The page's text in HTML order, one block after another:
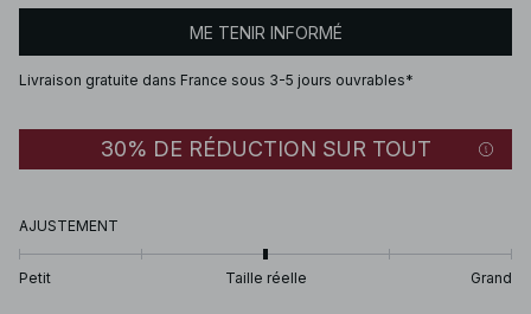
ME TENIR INFORMÉ
Livraison gratuite dans France sous 3-5 jours ouvrables*
30% DE RÉDUCTION SUR TOUT
AJUSTEMENT
Petit Taille réelle Grand